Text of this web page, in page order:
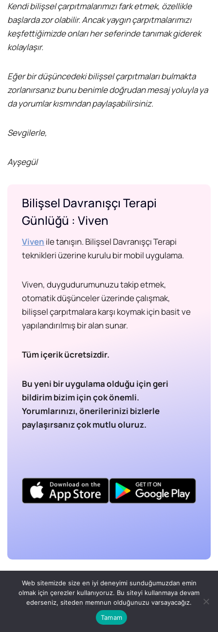
Kendi bilişsel çarpıtmalarımızı fark etmek, özellikle
başlarda zor olabilir. Ancak yaygın çarpıtmalarımızı
keşfettiğimizde onları her seferinde tanımak giderek
kolaylaşır.
Eğer bir düşüncedeki bilişsel çarpıtmaları bulmakta
zorlanırsanız bunu benimle doğrudan mesaj yoluyla ya
da yorumlar kısmından paylaşabilirsiniz.
Sevgilerle,
Ayşegül
Bilişsel Davranışçı Terapi
Günlüğü : Viven
Viven ile tanışın. Bilişsel Davranışçı Terapi
teknikleri üzerine kurulu bir mobil uygulama.
Viven, duygudurumunuzu takip etmek,
otomatik düşünceler üzerinde çalışmak,
bilişsel çarpıtmalara karşı koymak için basit ve
yapılandırılmış bir alan sunar.
Tüm içerik ücretsizdir.
Bu yeni bir uygulama olduğu için geri
bildirim bizim için çok önemli.
Yorumlarınızı, önerilerinizi bizlerle
paylaşırsanız çok mutlu oluruz.
Kaynaklar
Burns, D. D. (2012).Feeling good: The new mood
. New York: New American Library.
Web sitemizde size en iyi deneyimi sunduğumuzdan emin
olmak için çerezler kullanıyoruz. Bu siteyi kullanmaya devam
ederseniz, siteden memnun olduğunuzu varsayacağız.
Tamam